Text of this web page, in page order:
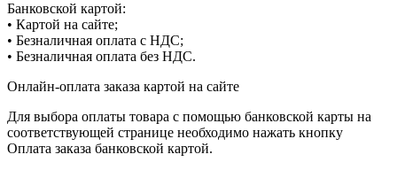
Банковской картой:
• Картой на сайте;
• Безналичная оплата с НДС;
• Безналичная оплата без НДС.
Онлайн-оплата заказа картой на сайте
Для выбора оплаты товара с помощью банковской карты на
соответствующей странице необходимо нажать кнопку
Оплата заказа банковской картой.